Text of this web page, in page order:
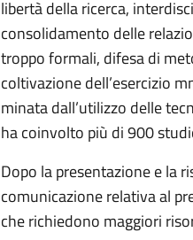
libertà della ricerca,
consolidamento delle
troppo formali, difesa di
coltivazione dell’esercizio
minata dall’utilizzo delle
ha coinvolto più di 900
Dopo la presentazione e la
comunicazione relativa al
che richiedono maggiori